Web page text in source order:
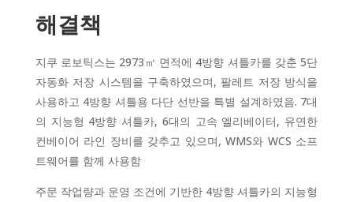
해결책
지쿠 로보틱스는 2973㎡ 면적에 4방향 셔틀카를 갖춘 5단
자동화 저장 시스템을 구축하였으며, 팔레트 저장 방식을
사용하고 4방향 셔틀용 다단 선반을 특별 설계하였음. 7대
의 지능형 4방향 셔틀카, 6대의 고속 엘리베이터, 유연한
컨베이어 라인 장비를 갖추고 있으며, WMS와 WCS 소프
트웨어를 함께 사용함
주문 작업량과 운영 조건에 기반한 4방향 셔틀카의 지능형